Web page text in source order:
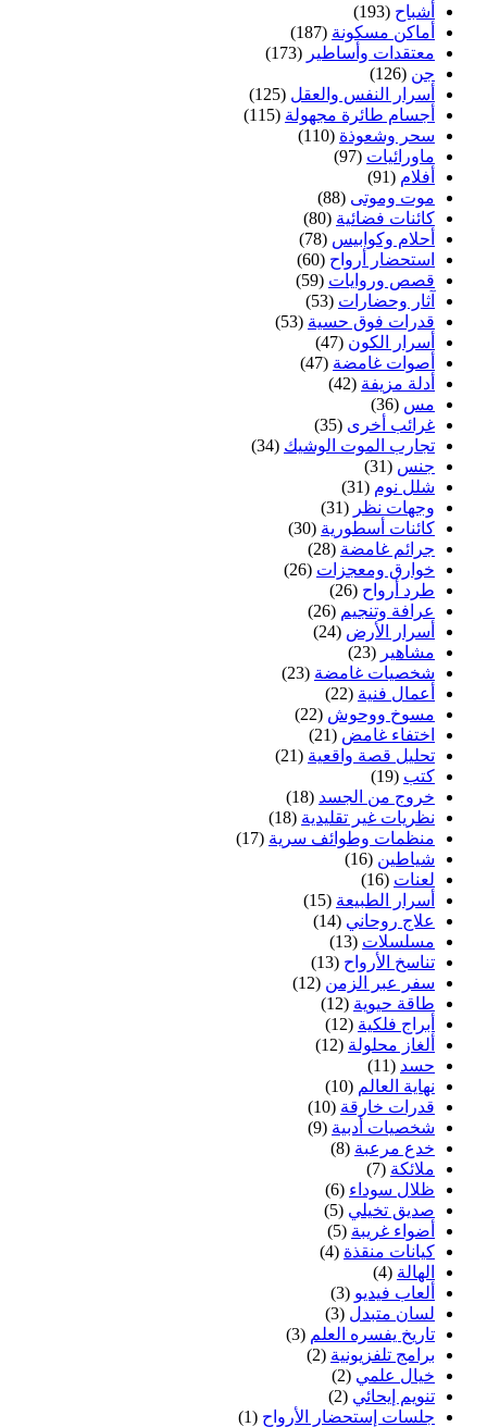
أشباح (193)
أماكن مسكونة (187)
معتقدات وأساطير (173)
جن (126)
أسرار النفس والعقل (125)
أجسام طائرة مجهولة (115)
سحر وشعوذة (110)
ماورائيات (97)
أفلام (91)
موت وموتى (88)
كائنات فضائية (80)
أحلام وكوابيس (78)
استحضار أرواح (60)
قصص وروايات (59)
آثار وحضارات (53)
قدرات فوق حسية (53)
أسرار الكون (47)
أصوات غامضة (47)
أدلة مزيفة (42)
مس (36)
غرائب أخرى (35)
تجارب الموت الوشيك (34)
جنس (31)
شلل نوم (31)
وجهات نظر (31)
كائنات أسطورية (30)
جرائم غامضة (28)
خوارق ومعجزات (26)
طرد أرواح (26)
عرافة وتنجيم (26)
أسرار الأرض (24)
مشاهير (23)
شخصيات غامضة (23)
أعمال فنية (22)
مسوخ ووحوش (22)
اختفاء غامض (21)
تحليل قصة واقعية (21)
كتب (19)
خروج من الجسد (18)
نظريات غير تقليدية (18)
منظمات وطوائف سرية (17)
شياطين (16)
لعنات (16)
أسرار الطبيعة (15)
علاج روحاني (14)
مسلسلات (13)
تناسخ الأرواح (13)
سفر عبر الزمن (12)
طاقة حيوية (12)
أبراج فلكية (12)
ألغاز محلولة (12)
حسد (11)
نهاية العالم (10)
قدرات خارقة (10)
شخصيات أدبية (9)
خدع مرعبة (8)
ملائكة (7)
ظلال سوداء (6)
صديق تخيلي (5)
أضواء غريبة (5)
كيانات منقذة (4)
الهالة (4)
ألعاب فيديو (3)
لسان متبدل (3)
تاريخ يفسره العلم (3)
برامج تلفزيونية (2)
خيال علمي (2)
تنويم إيحائي (2)
جلسات إستحضار الأرواح (1)